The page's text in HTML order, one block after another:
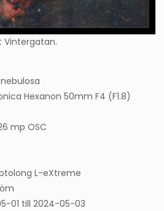
Vintergatan.
Hexanon 50mm F4 (F1.8)
mp OSC
L-eXtreme
01 till 2024-05-03